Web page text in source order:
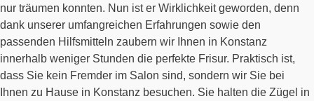
nur träumen konnten. Nun ist er Wirklichkeit geworden, denn
dank unserer umfangreichen Erfahrungen sowie den
passenden Hilfsmitteln zaubern wir Ihnen in Konstanz
innerhalb weniger Stunden die perfekte Frisur. Praktisch ist,
dass Sie kein Fremder im Salon sind, sondern wir Sie bei
Ihnen zu Hause in Konstanz besuchen. Sie halten die Zügel in